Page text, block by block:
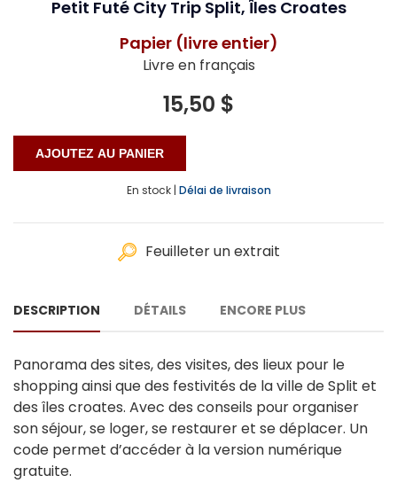
Petit Futé City Trip Split, Îles Croates
Papier (livre entier)
Livre en français
15,50 $
En stock | Délai de livraison
Feuilleter un extrait
DESCRIPTION DÉTAILS ENCORE PLUS
Panorama des sites, des visites, des lieux pour le
shopping ainsi que des festivités de la ville de Split et
des îles croates. Avec des conseils pour organiser
son séjour, se loger, se restaurer et se déplacer. Un
code permet d’accéder à la version numérique
gratuite.